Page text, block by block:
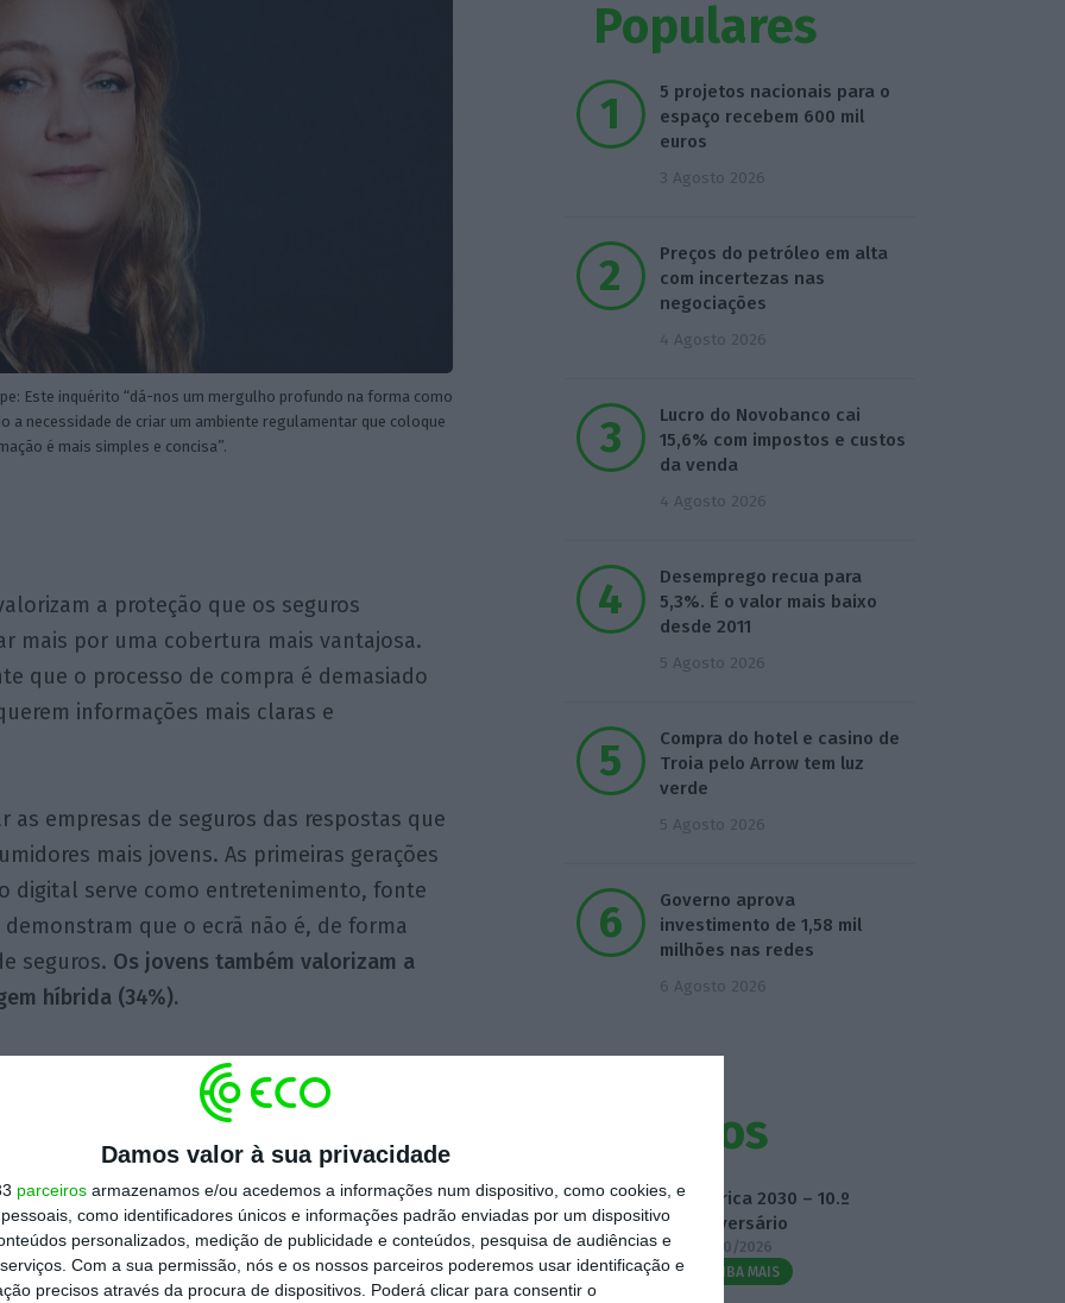
Damos valor à sua privacidade
parceiros armazenamos e/ou acedemos a informações num dispositivo, como cookies, e
como identificadores únicos e informações padrão enviadas por um dispositivo
personalizados, medição de publicidade e conteúdos, pesquisa de audiências e
Com a sua permissão, nós e os nossos parceiros poderemos usar identificação e
precisos através da procura de dispositivos. Poderá clicar para consentir o
Este inquérito “dá-nos um mergulho profundo na forma como
a necessidade de criar um ambiente regulamentar que coloque
é mais simples e concisa”.
a proteção que os seguros
mais por uma cobertura mais vantajosa.
que o processo de compra é demasiado
informações mais claras e
as empresas de seguros das respostas que
mais jovens. As primeiras gerações
digital serve como entretenimento, fonte
que o ecrã não é, de forma
seguros. Os jovens também valorizam a
híbrida (34%).
de comprar um seguro não é fácil.
recebidas durante a compra: 41%
que não era de todo compreensível e
tanto do processo como da
desencorajar as pessoas de se
Populares
5 projetos nacionais para o
espaço recebem 600 mil
euros
3 Agosto 2026
Preços do petróleo em alta
com incertezas nas
negociações
4 Agosto 2026
Lucro do Novobanco cai
15,6% com impostos e custos
da venda
4 Agosto 2026
Desemprego recua para
5,3%. É o valor mais baixo
desde 2011
5 Agosto 2026
Compra do hotel e casino de
Troia pelo Arrow tem luz
verde
5 Agosto 2026
Governo aprova
investimento de 1,58 mil
milhões nas redes
6 Agosto 2026
Eventos
Fábrica 2030 – 10.º
Aniversário
14/10/2026
SAIBA MAIS